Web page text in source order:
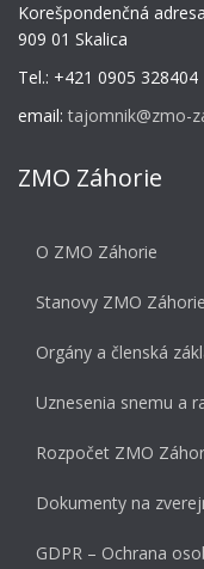
Korešpondenčná
909 01 Skalica
Tel.: +421 0905 328404
email: tajomnik@zmo-
ZMO Záhorie
O ZMO Záhorie
Stanovy ZMO Záhorie
Orgány a členská
Uznesenia snemu a
Rozpočet ZMO
Dokumenty na
GDPR – Ochrana